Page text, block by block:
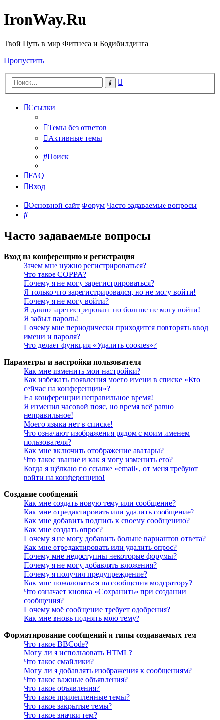
IronWay.Ru
Твой Путь в мир Фитнеса и Бодибилдинга
Пропустить
Поиск
Ссылки
Темы без ответов
Активные темы
Поиск
FAQ
Вход
Основной сайт Форум Часто задаваемые вопросы
Поиск
Часто задаваемые вопросы
Вход на конференцию и регистрация
Зачем мне нужно регистрироваться?
Что такое COPPA?
Почему я не могу зарегистрироваться?
Я только что зарегистрировался, но не могу войти!
Почему я не могу войти?
Я давно зарегистрирован, но больше не могу войти!
Я забыл пароль!
Почему мне периодически приходится повторять ввод
имени и пароля?
Что делает функция «Удалить cookies»?
Параметры и настройки пользователя
Как мне изменить мои настройки?
Как избежать появления моего имени в списке «Кто
сейчас на конференции»?
На конференции неправильное время!
Я изменил часовой пояс, но время всё равно
неправильное!
Моего языка нет в списке!
Что означают изображения рядом с моим именем
пользователя?
Как мне включить отображение аватары?
Что такое звание и как я могу изменить его?
Когда я щёлкаю по ссылке «email», от меня требуют
войти на конференцию!
Создание сообщений
Как мне создать новую тему или сообщение?
Как мне отредактировать или удалить сообщение?
Как мне добавить подпись к своему сообщению?
Как мне создать опрос?
Почему я не могу добавить больше вариантов ответа?
Как мне отредактировать или удалить опрос?
Почему мне недоступны некоторые форумы?
Почему я не могу добавлять вложения?
Почему я получил предупреждение?
Как мне пожаловаться на сообщения модератору?
Что означает кнопка «Сохранить» при создании
сообщения?
Почему моё сообщение требует одобрения?
Как мне вновь поднять мою тему?
Форматирование сообщений и типы создаваемых тем
Что такое BBCode?
Могу ли я использовать HTML?
Что такое смайлики?
Могу ли я добавлять изображения к сообщениям?
Что такое важные объявления?
Что такое объявления?
Что такое прилепленные темы?
Что такое закрытые темы?
Что такое значки тем?